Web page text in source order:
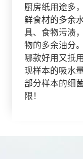
厨房纸用途多
鲜食材的多余
具、食物污渍
物的多余油分
哪款好用又抵
现样本的吸水
部分样本的细
限！